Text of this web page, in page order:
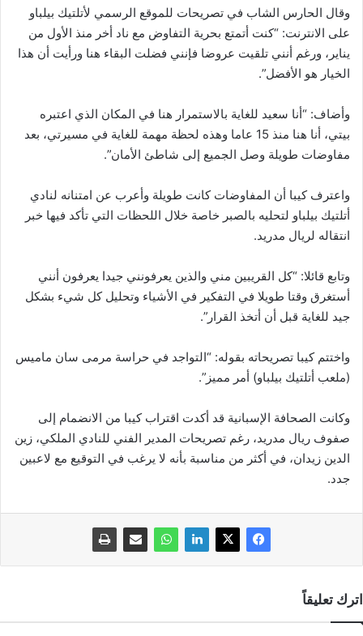
وقال الحارس الشاب في تصريحات للموقع الرسمي لأتلتيك بيلباو
على الانترنت: “كنت أتمتع بحرية التفاوض مع ناد أخر منذ الأول من
يناير، ورغم أنني تلقيت عروضا فإنني فضلت البقاء هنا ورأيت أن هذا
الخيار هو الأفضل”.
وأضاف: “أنا سعيد للغاية بالاستمرار هنا في المكان الذي اعتبره
بيتي، أنا هنا منذ 15 عاما وهذه لحظة مهمة للغاية في مسيرتي، بعد
مفاوضات طويلة وصل الجميع إلى شاطئ الأمان”.
واعترف كيبا أن المفاوضات كانت طويلة وأعرب عن امتنانه لنادي
أتلتيك بيلباو لتحليه بالصبر خاصة خلال اللحظات التي تأكد فيها خبر
انتقاله لريال مدريد.
وتابع قائلا: “كل القريبين مني والذين يعرفونني جيدا يعرفون أنني
أستغرق وقتا طويلا في التفكير في الأشياء وتحليل كل شيء بشكل
جيد للغاية قبل أن أتخذ القرار”.
واختتم كيبا تصريحاته بقوله: “التواجد في حراسة مرمى سان ماميس
(ملعب أتلتيك بيلباو) أمر مميز”.
وكانت الصحافة الإسبانية قد أكدت اقتراب كيبا من الانضمام إلى
صفوف ريال مدريد، رغم تصريحات المدير الفني للنادي الملكي، زين
الدين زيدان، في أكثر من مناسبة بأنه لا يرغب في التوقيع مع لاعبين
جدد.
اترك تعليقاً